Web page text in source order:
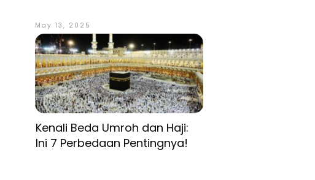
May 13, 2025
Kenali Beda Umroh dan Haji:
Ini 7 Perbedaan Pentingnya!